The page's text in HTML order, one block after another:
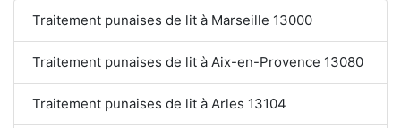
Traitement punaises de lit à Marseille 13000
Traitement punaises de lit à Aix-en-Provence 13080
Traitement punaises de lit à Arles 13104